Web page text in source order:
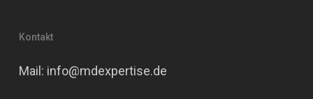
Kontakt
Mail: info@mdexpertise.de